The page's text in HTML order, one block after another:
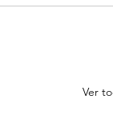
Ver